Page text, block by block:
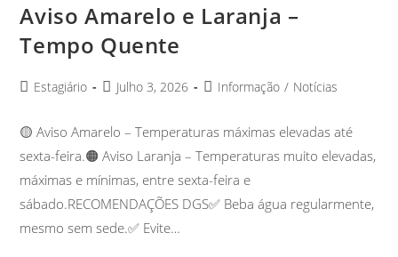
Aviso Amarelo e Laranja –
Tempo Quente
Estagiário Julho 3, 2026 Informação / Notícias
🟡 Aviso Amarelo – Temperaturas máximas elevadas até
sexta-feira.🟠 Aviso Laranja – Temperaturas muito elevadas,
máximas e mínimas, entre sexta-feira e
sábado.RECOMENDAÇÕES DGS✅ Beba água regularmente,
mesmo sem sede.✅ Evite…